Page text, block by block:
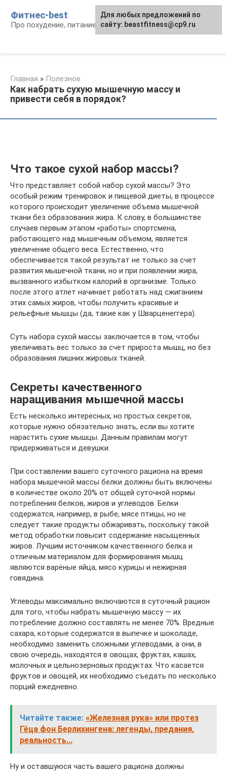
контенту
Фитнес-best
Про похудение, питание и фитнес
Главная » Полезное
Как набрать сухую мышечную массу и
привести себя в порядок?
Что такое сухой набор массы?
Что представляет собой набор сухой массы? Это
особый режим тренировок и пищевой диеты, в процессе
которого происходит увеличение объема мышечной
ткани без образования жира. К слову, в большинстве
случаев первым этапом «работы» спортсмена,
работающего над мышечным объемом, является
увеличение общего веса. Естественно, что
обеспечивается такой результат не только за счет
развития мышечной ткани, но и при появлении жира,
вызванного избытком калорий в организме. Только
после этого атлет начинает работать над сжиганием
этих самых жиров, чтобы получить красивые и
рельефные мышцы (да, такие как у Шварценеггера).
Суть набора сухой массы заключается в том, чтобы
увеличивать вес только за счет прироста мышц, но без
образования лишних жировых тканей.
Секреты качественного
наращивания мышечной массы
Есть несколько интересных, но простых секретов,
которые нужно обязательно знать, если вы хотите
нарастить сухие мышцы. Данным правилам могут
придерживаться и девушки.
При составлении вашего суточного рациона на время
набора мышечной массы белки должны быть включены
в количестве около 20% от общей суточной нормы
потребления белков, жиров и углеводов. Белки
содержатся, например, в рыбе, мясе птицы, но не
следует такие продукты обжаривать, поскольку такой
метод обработки повысит содержание насыщенных
жиров. Лучшим источником качественного белка и
отличным материалом для формирования мышц
являются варёные яйца, мясо курицы и нежирная
говядина.
Углеводы максимально включаются в суточный рацион
для того, чтобы набрать мышечную массу — их
потребление должно составлять не менее 70%. Вредные
сахара, которые содержатся в выпечке и шоколаде,
необходимо заменить сложными углеводами, а они, в
свою очередь, находятся в овощах, фруктах, кашах,
молочных и цельнозерновых продуктах. Что касается
фруктов и овощей, их необходимо съедать по несколько
порций ежедневно.
Читайте также: «Железная рука» или протез
Гёца фон Берлихингена: легенды, предания,
реальность...
Ну и оставшуюся часть вашего рациона должны
Для любых предложений по
сайту: beastfitness@cp9.ru